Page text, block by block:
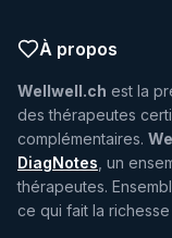
À propos
Wellwell.ch est la
des thérapeutes
complémentaires.
DiagNotes , un
thérapeutes.
ce qui fait la